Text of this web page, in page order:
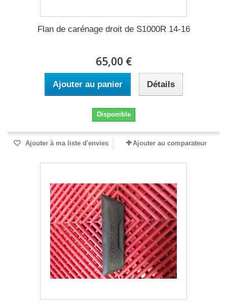
Flan de carénage droit de S1000R 14-16
65,00 €
Ajouter au panier Détails
Disponible
Ajouter à ma liste d'envies Ajouter au comparateur